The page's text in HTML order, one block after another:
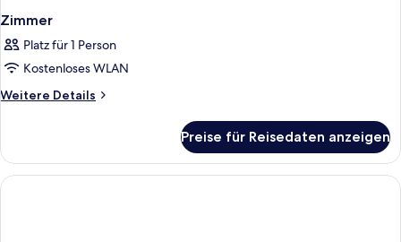
Zimmer
Platz für 1 Person
Kostenloses WLAN
Weitere Details
Weitere
Preise für Reisedaten anzeigen